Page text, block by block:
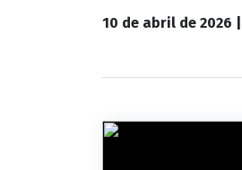
10 de abril de 2026